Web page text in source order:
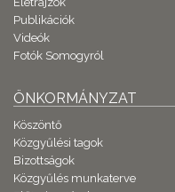
Publikációk
Videók
Fotók Somogyról
ÖNKORMÁNYZAT
Köszöntő
Közgyűlési tagok
Bizottságok
Közgyűlés munkaterve